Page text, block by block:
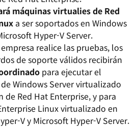
máquinas virtualies de Red
a ser soportados en Windows
Hyper-V Server.
realice las pruebas, los
de soporte válidos recibirán
para ejecutar el
Windows Server virtualizado
Red Hat Enterprise, y para
Linux virtualizado en
V y Microsoft Hyper-V Server.